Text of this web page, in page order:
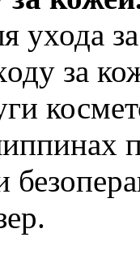
ухода
за